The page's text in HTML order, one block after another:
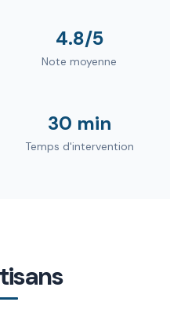
4.8/5
Note moyenne
30 min
Temps d'intervention